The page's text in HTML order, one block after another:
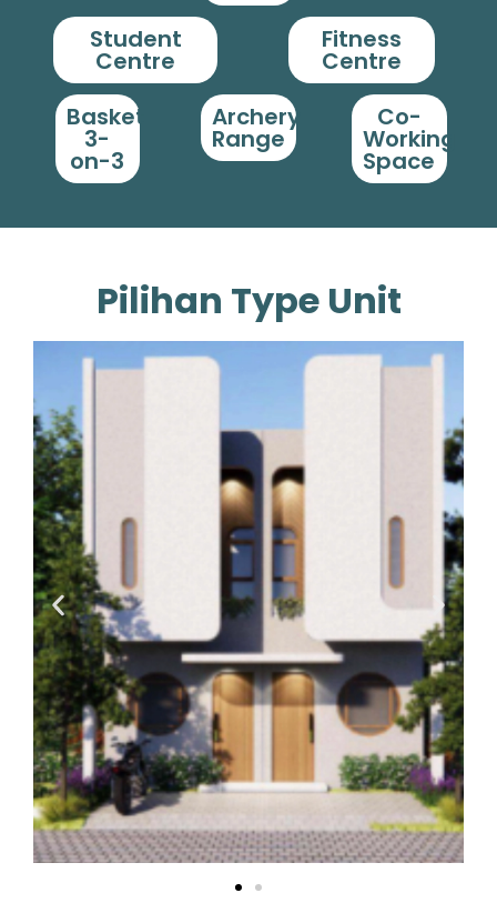
Student
Centre
Fitness
Centre
Basket
3-
on-3
Archery
Range
Co-
Working
Space
Pilihan Type Unit